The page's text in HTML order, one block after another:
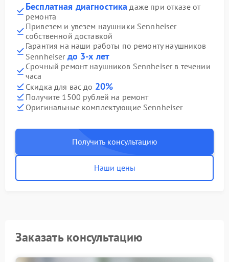
Бесплатная диагностика даже при отказе от
ремонта
Привезем и увезем наушники Sennheiser
собственной доставкой
Гарантия на наши работы по ремонту наушников
Sennheiser до 3-х лет
Срочный ремонт наушников Sennheiser в течении
часа
Скидка для вас до 20%
Получите 1500 рублей на ремонт
Оригинальные комплектующие Sennheiser
Получить консультацию
Наши цены
Заказать консультацию